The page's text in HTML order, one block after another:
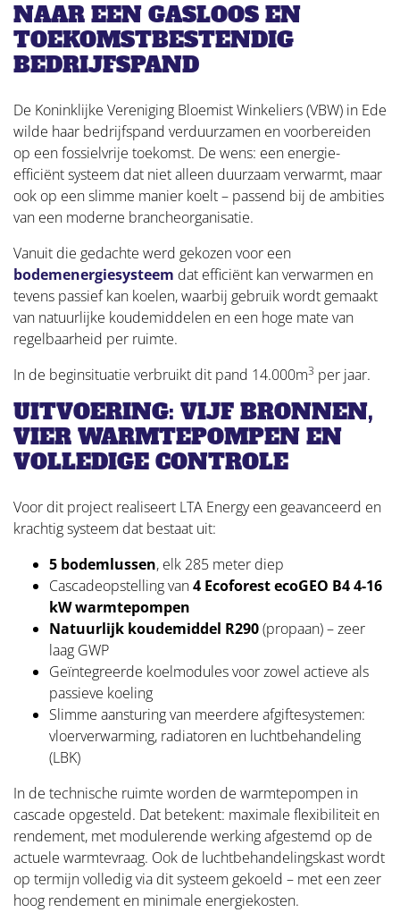
NAAR EEN GASLOOS EN
TOEKOMSTBESTENDIG
BEDRIJFSPAND
De Koninklijke Vereniging Bloemist Winkeliers (VBW) in Ede
wilde haar bedrijfspand verduurzamen en voorbereiden
op een fossielvrije toekomst. De wens: een energie-
efficiënt systeem dat niet alleen duurzaam verwarmt, maar
ook op een slimme manier koelt – passend bij de ambities
van een moderne brancheorganisatie.
Vanuit die gedachte werd gekozen voor een
bodemenergiesysteem dat efficiënt kan verwarmen en
tevens passief kan koelen, waarbij gebruik wordt gemaakt
van natuurlijke koudemiddelen en een hoge mate van
regelbaarheid per ruimte.
In de beginsituatie verbruikt dit pand 14.000m3 per jaar.
UITVOERING: VIJF BRONNEN,
VIER WARMTEPOMPEN EN
VOLLEDIGE CONTROLE
Voor dit project realiseert LTA Energy een geavanceerd en
krachtig systeem dat bestaat uit:
5 bodemlussen, elk 285 meter diep
Cascadeopstelling van4 Ecoforest ecoGEO B4 4-16
kW warmtepompen
Natuurlijk koudemiddel R290(propaan) – zeer
laag GWP
Geïntegreerde koelmodules voor zowel actieve als
passieve koeling
Slimme aansturing van meerdere afgiftesystemen:
vloerverwarming, radiatoren en luchtbehandeling
(LBK)
In de technische ruimte worden de warmtepompen in
cascade opgesteld. Dat betekent: maximale flexibiliteit en
rendement, met modulerende werking afgestemd op de
actuele warmtevraag. Ook de luchtbehandelingskast wordt
op termijn volledig via dit systeem gekoeld – met een zeer
hoog rendement en minimale energiekosten.